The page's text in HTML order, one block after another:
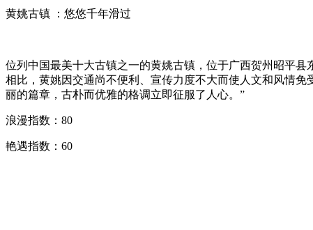
黄姚古镇 ：悠悠千年滑过
位列中国最美十大古镇之一的黄姚古镇，位于广西贺州昭平
相比，黄姚因交通尚不便利、宣传力度不大而使人文和风情
丽的篇章，古朴而优雅的格调立即征服了人心。”
浪漫指数：80
艳遇指数：60